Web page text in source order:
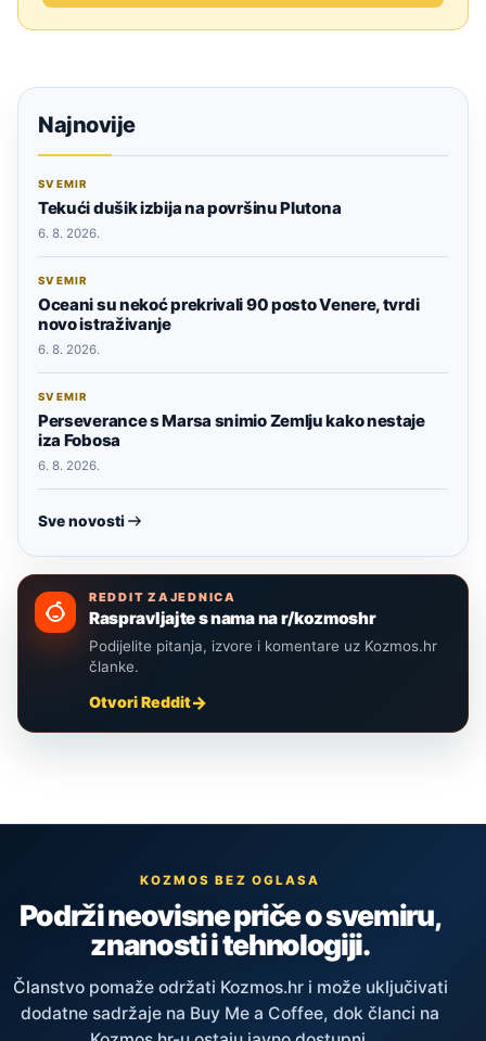
Najnovije
SVEMIR
Tekući dušik izbija na površinu Plutona
6. 8. 2026.
SVEMIR
Oceani su nekoć prekrivali 90 posto Venere, tvrdi
novo istraživanje
6. 8. 2026.
SVEMIR
Perseverance s Marsa snimio Zemlju kako nestaje
iza Fobosa
6. 8. 2026.
Sve novosti
REDDIT ZAJEDNICA
Raspravljajte s nama na r/kozmoshr
Podijelite pitanja, izvore i komentare uz Kozmos.hr
članke.
Otvori Reddit
KOZMOS BEZ OGLASA
Podrži neovisne priče o svemiru,
znanosti i tehnologiji.
Članstvo pomaže održati Kozmos.hr i može uključivati
dodatne sadržaje na Buy Me a Coffee, dok članci na